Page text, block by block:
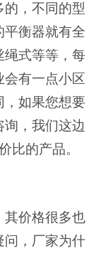
，不同的型
平衡器就有全
绳式等等，每
有一点小区
，如果您想要
，我们这边
比的产品。
其价格很多也
问，厂家为什